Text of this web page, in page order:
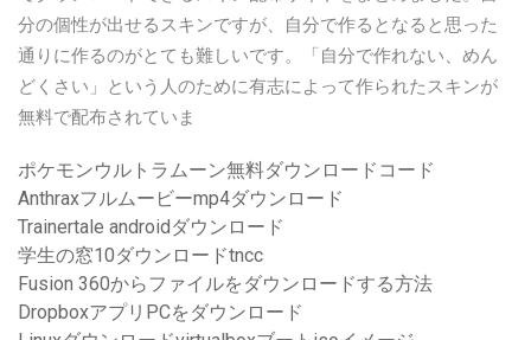
分の個性が出せるスキンですが、自分で作るとなると思った
通りに作るのがとても難しいです。「自分で作れない、めん
どくさい」という人のために有志によって作られたスキンが
無料で配布されていま
ポケモンウルトラムーン無料ダウンロードコード
Anthraxフルムービーmp4ダウンロード
Trainertale androidダウンロード
学生の窓10ダウンロードtncc
Fusion 360からファイルをダウンロードする方法
DropboxアプリPCをダウンロード